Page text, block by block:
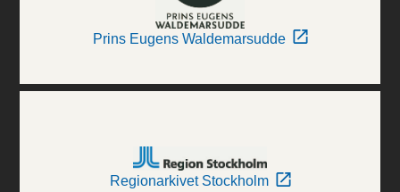
Prins Eugens Waldemarsudde
Regionarkivet Stockholm